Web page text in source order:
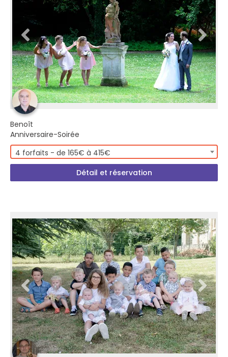
Benoît
Anniversaire-Soirée
4 forfaits - de 165€ à 415€
Détail et réservation